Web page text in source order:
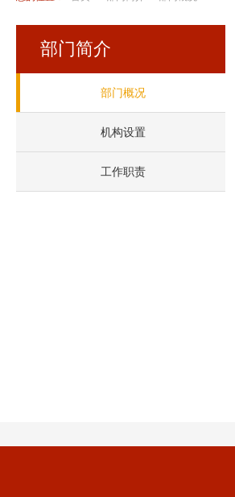
部门简介
部门概况
机构设置
工作职责